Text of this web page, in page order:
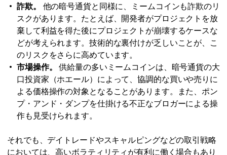
詐欺。
他の暗号通貨と同様に、ミームコインも詐欺のリ
スクがあります。たとえば、開発者がプロジェクトを放
棄して利益を得た後にプロジェクトが崩壊するケースな
どが考えられます。技術的な裏付けが乏しいことが、こ
のリスクをさらに高めています。
市場操作。
供給量の多いミームコインは、暗号通貨の大
口投資家（ホエール）によって、協調的な買いや売りに
よる価格操作の対象となることがあります。また、ポン
プ・アンド・ダンプを仕掛ける不正なブロガーによる操
作も見受けられます。
それでも、デイトレードやスキャルピングなどの取引戦略
においては、高いボラティリティが有利に働く場合もあり